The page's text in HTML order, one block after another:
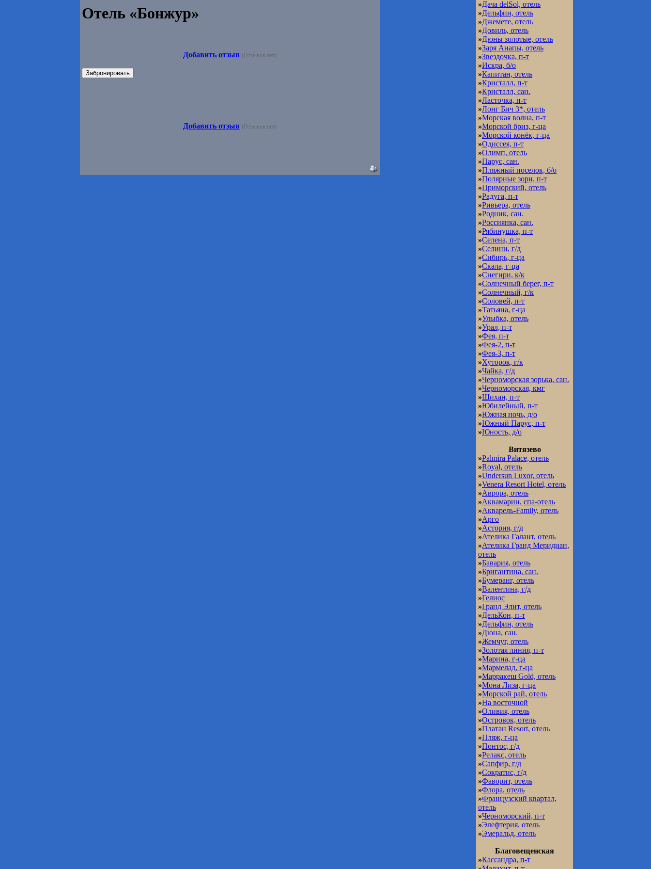
Отель «Бонжур»
Добавить отзыв (Отзывов нет)
Забронировать
Добавить отзыв (Отзывов нет)
»Дача delSol, отель
»Дельфин, отель
»Джемете, отель
»Довиль, отель
»Дюны золотые, отель
»Заря Анапы, отель
»Звездочка, п-т
»Искра, б/о
»Капитан, отель
»Кристалл, п-т
»Кристалл, сан.
»Ласточка, п-т
»Лонг Бич 3*, отель
»Морская волна, п-т
»Морской бриз, г-ца
»Морской конёк, г-ца
»Одиссея, п-т
»Олимп, отель
»Парус, сан.
»Пляжный поселок, б/о
»Полярные зори, п-т
»Приморский, отель
»Радуга, п-т
»Ривьера, отель
»Родник, сан.
»Россиянка, сан.
»Рябинушка, п-т
»Селена, п-т
»Селини, г/д
»Сибирь, г-ца
»Скала, г-ца
»Снегири, к/к
»Солнечный берег, п-т
»Солнечный, г/к
»Соловей, п-т
»Татьяна, г-ца
»Улыбка, отель
»Урал, п-т
»Фея, п-т
»Фея-2, п-т
»Фея-3, п-т
»Хуторок, г/к
»Чайка, г/д
»Черноморская зорька, сан.
»Черноморская, кмг
»Шихан, п-т
»Юбилейный, п-т
»Южная ночь, д/о
»Южный Парус, п-т
»Юность, д/о
Витязево
»Palmira Palace, отель
»Royal, отель
»Undersun Luxor, отель
»Venera Resort Hotel, отель
»Аврора, отель
»Аквамарин, спа-отель
»Акварель-Family, отель
»Арго
»Астория, г/д
»Ателика Галант, отель
»Ателика Гранд Меридиан,
отель
»Бавария, отель
»Бригантина, сан.
»Бумеранг, отель
»Валентина, г/д
»Гелиос
»Гранд Элит, отель
»ДельКон, п-т
»Дельфин, отель
»Дюна, сан.
»Жемчуг, отель
»Золотая линия, п-т
»Марина, г-ца
»Мармелад, г-ца
»Марракеш Gold, отель
»Мона Лиза, г-ца
»Морской рай, отель
»На восточной
»Оливия, отель
»Островок, отель
»Платан Resort, отель
»Пляж, г-ца
»Понтос, г/д
»Релакс, отель
»Сапфир, г/д
»Сократис, г/д
»Фаворит, отель
»Флора, отель
»Французский квартал,
отель
»Черноморский, п-т
»Элефтерия, отель
»Эмеральд, отель
Благовещенская
»Кассандра, п-т